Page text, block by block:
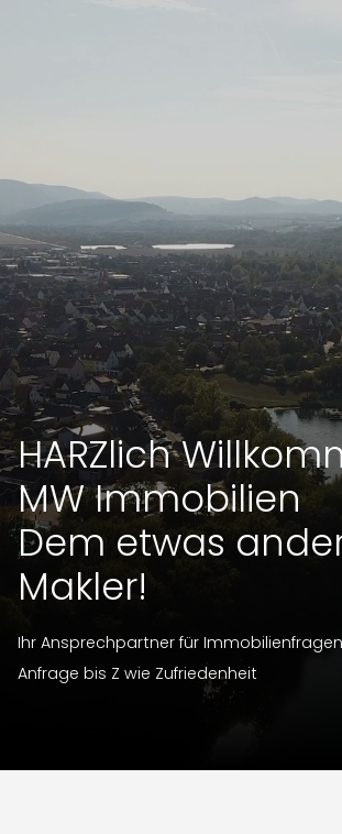
HARZlich
MW Immobilien
Dem etwas
Makler!
Ihr Ansprechpartner für
Anfrage bis Z wie Zufriedenheit